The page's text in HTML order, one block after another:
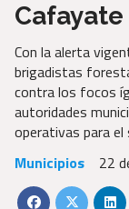
Cafayate
Con la alerta
brigadistas
contra los focos
autoridades
operativas para
Municipios
22